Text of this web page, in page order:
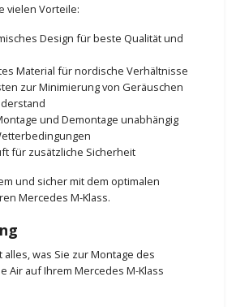
vielen Vorteile:
Design für beste Qualität und
Material für nordische Verhältnisse
zur Minimierung von Geräuschen
und Demontage unabhängig
für zusätzliche Sicherheit
und sicher mit dem optimalen
Mercedes M-Klass.
alles, was Sie zur Montage des
Air auf Ihrem Mercedes M-Klass